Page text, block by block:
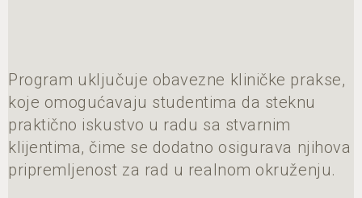
Program uključuje obavezne kliničke prakse,
koje omogućavaju studentima da steknu
praktično iskustvo u radu sa stvarnim
klijentima, čime se dodatno osigurava njihova
pripremljenost za rad u realnom okruženju.